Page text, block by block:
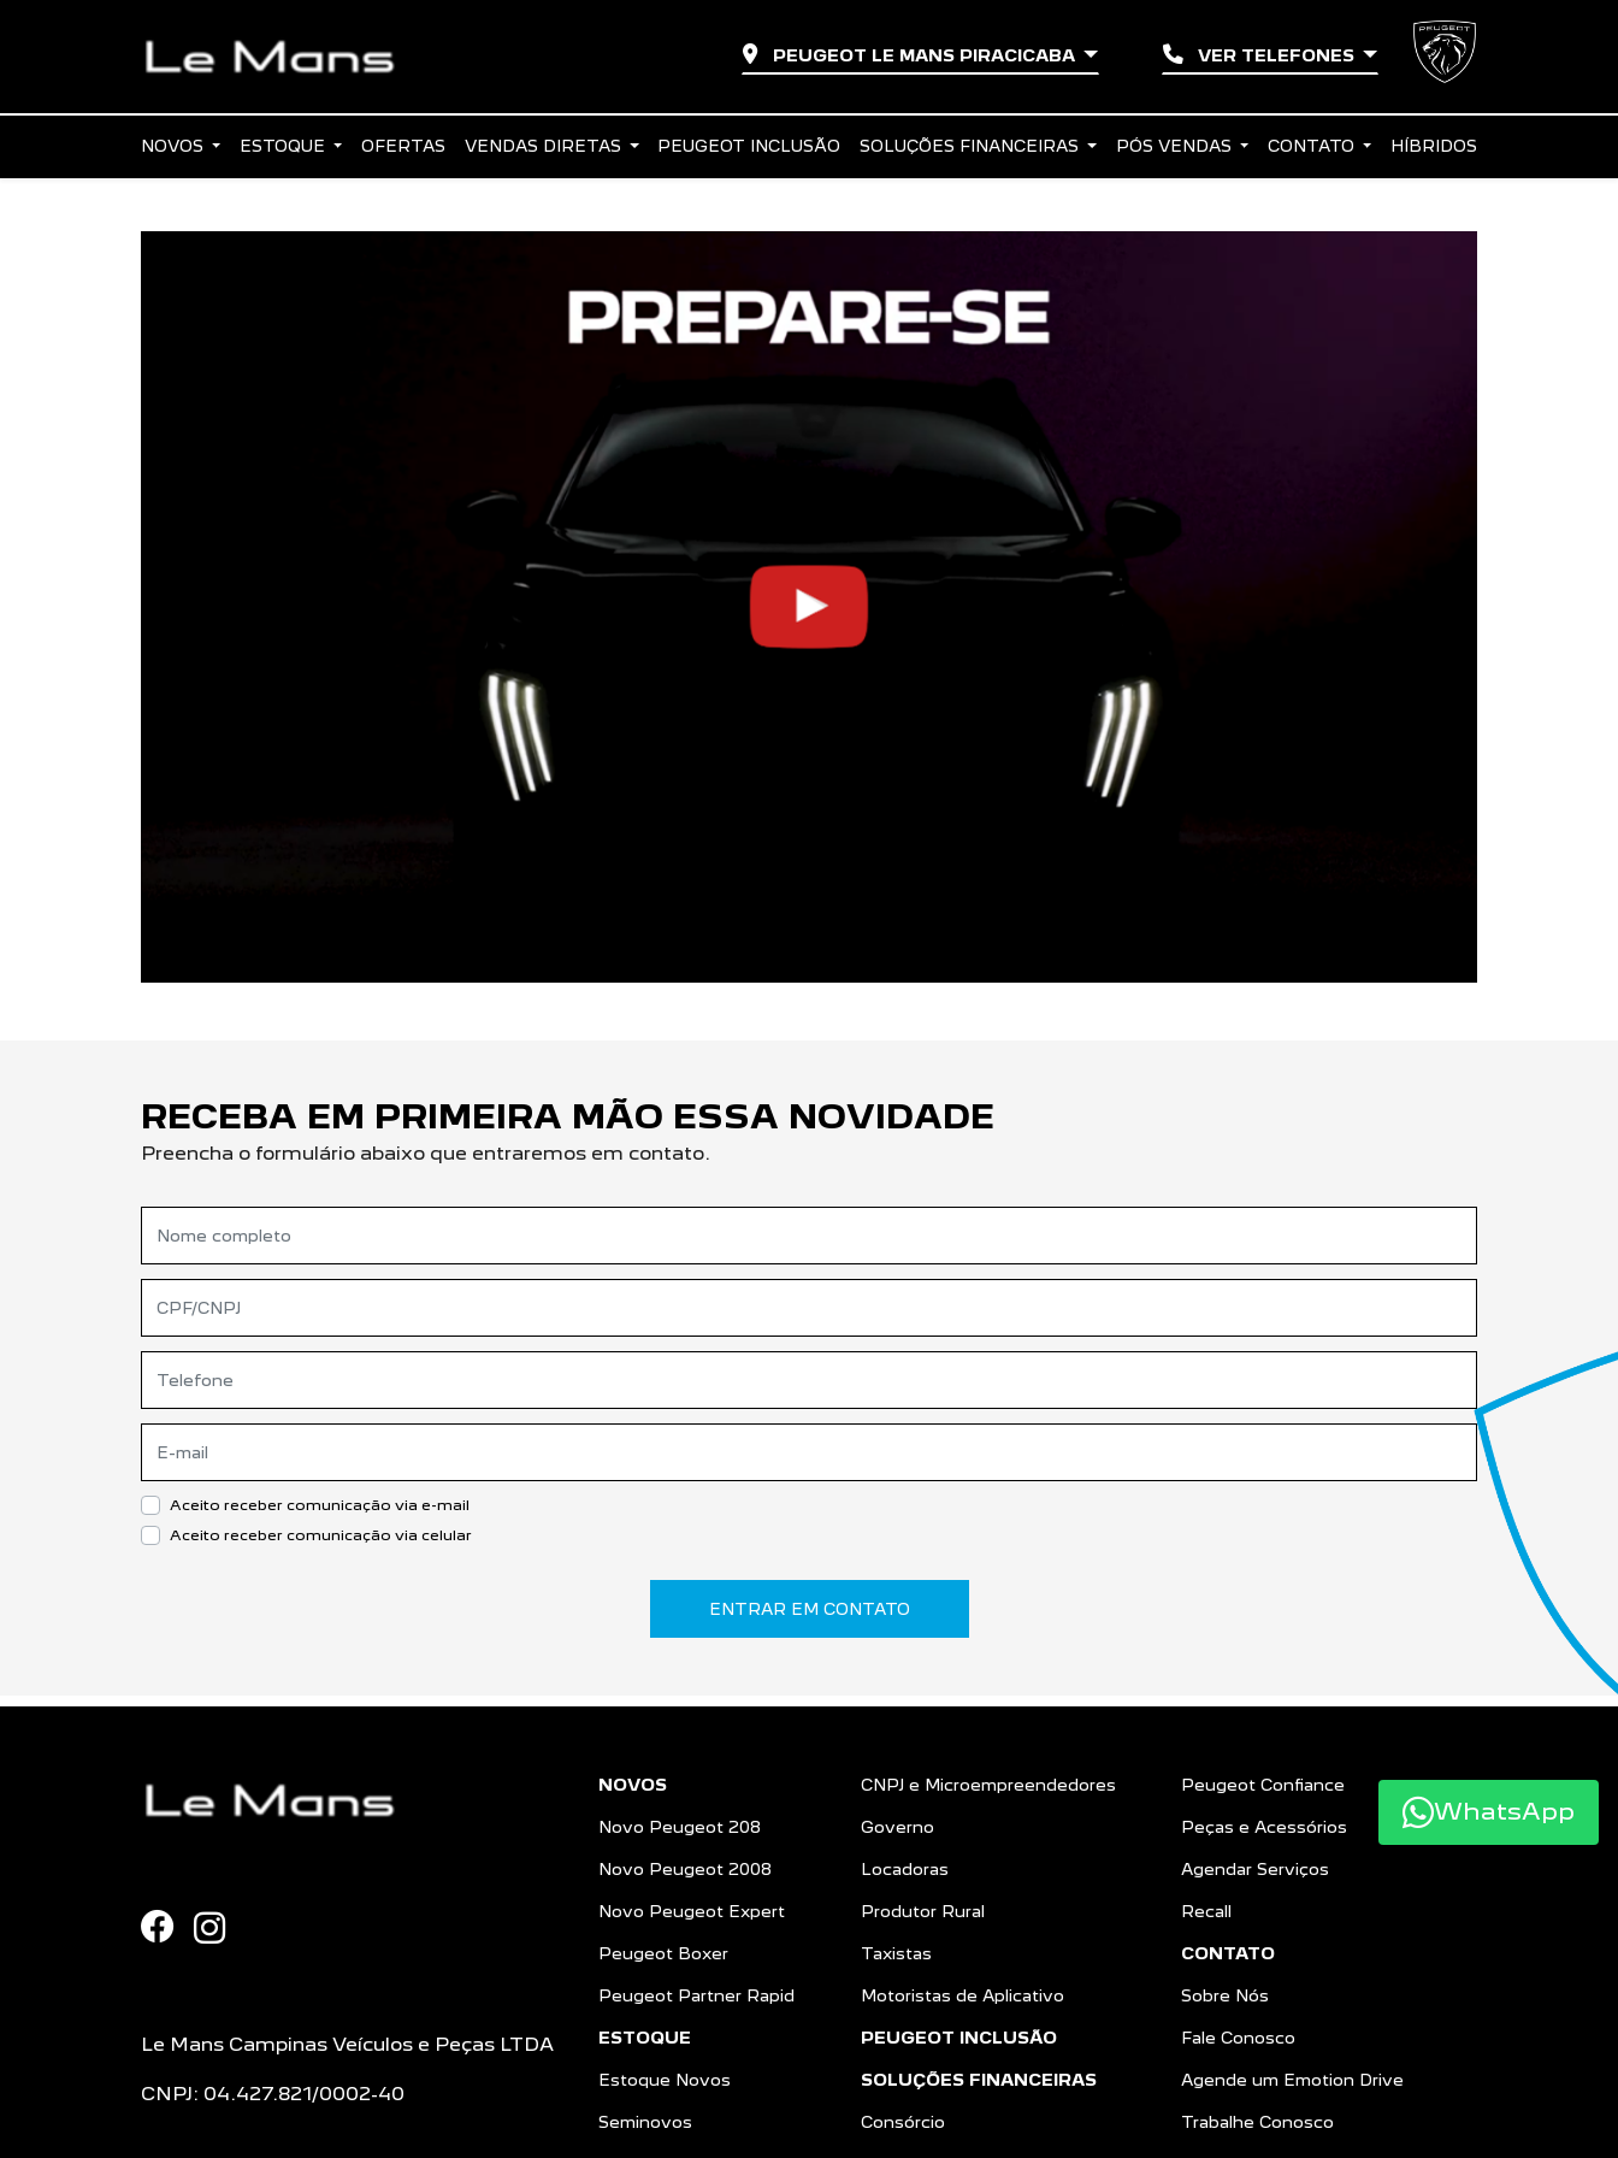
PEUGEOT LE MANS PIRACICABA VER TELEFONES
NOVOS ESTOQUE OFERTAS VENDAS DIRETAS PEUGEOT INCLUSÃO SOLUÇÕES FINANCEIRAS PÓS VENDAS CONTATO HÍBRIDOS
RECEBA EM PRIMEIRA MÃO ESSA NOVIDADE
Preencha o formulário abaixo que entraremos em contato.
Aceito receber comunicação via e-mail
Aceito receber comunicação via celular
ENTRAR EM CONTATO
Le Mans Campinas Veículos e Peças LTDA
CNPJ: 04.427.821/0002-40
NOVOS
Novo Peugeot 208
Novo Peugeot 2008
Novo Peugeot Expert
Peugeot Boxer
Peugeot Partner Rapid
ESTOQUE
Estoque Novos
Seminovos
CNPJ e Microempreendedores
Governo
Locadoras
Produtor Rural
Taxistas
Motoristas de Aplicativo
PEUGEOT INCLUSÃO
SOLUÇÕES FINANCEIRAS
Consórcio
Peugeot Confiance
Peças e Acessórios
Agendar Serviços
Recall
CONTATO
Sobre Nós
Fale Conosco
Agende um Emotion Drive
Trabalhe Conosco
WhatsApp